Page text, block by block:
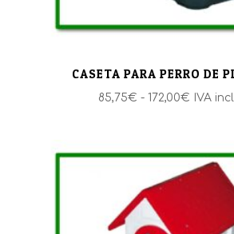
CASETA PARA PERRO DE
85,75€ - 172,00€Rango
desde
85,75€
IVA